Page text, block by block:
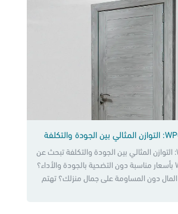
ارخص أبواب WPC: التوازن المثالي بين الجودة والتكلفة تبحث عن
ارخص أبواب WPC بأسعار مناسبة دون التضحية بالجودة والأداء؟
دون المساومة على جمال منزلك؟ تهتم